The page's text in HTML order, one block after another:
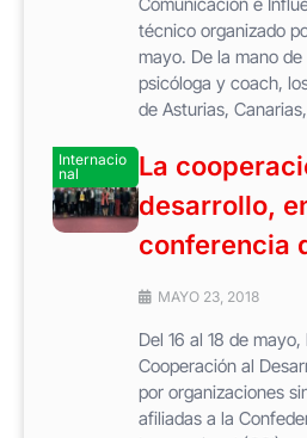
técnico organizado
mayo. De la mano
psicóloga y coach,
de Asturias,
Internacio
nal
La
desarrollo,
conferencia
MAYO 23, 2018
Del 16 al 18 de
Cooperación al
por organizaciones
afiliadas a la